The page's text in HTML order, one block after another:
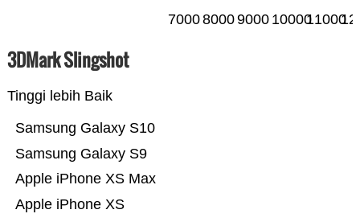
700080009000 1000011000
3DMark Slingshot
Tinggi lebih Baik
Apple iPhone XS
Apple iPhone XS Max
Samsung Galaxy S9
Samsung Galaxy S10